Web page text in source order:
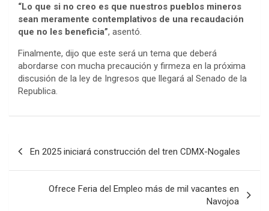
“Lo que si no creo es que nuestros pueblos mineros
sean meramente contemplativos de una recaudación
que no les beneficia”, asentó.
Finalmente, dijo que este será un tema que deberá
abordarse con mucha precaución y firmeza en la próxima
discusión de la ley de Ingresos que llegará al Senado de la
Republica.
En 2025 iniciará construcción del tren CDMX-Nogales
Ofrece Feria del Empleo más de mil vacantes en
Navojoa